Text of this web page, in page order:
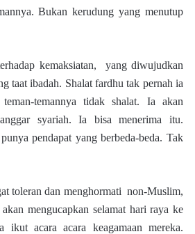
Bukan kerudung yang menutup
kemaksiatan, yang diwujudkan
taat ibadah. Shalat fardhu tak pernah ia
temannya tidak shalat. Ia akan
syariah. Ia bisa menerima itu.
pendapat yang berbeda-beda. Tak
toleran dan menghormati non-Muslim,
mengucapkan selamat hari raya ke
ikut acara acara keagamaan mereka.